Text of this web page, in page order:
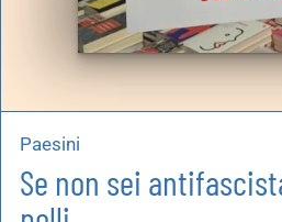
Paesini
Se non sei